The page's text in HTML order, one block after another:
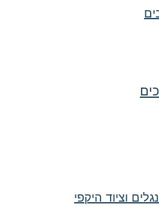
וציוד היקפי